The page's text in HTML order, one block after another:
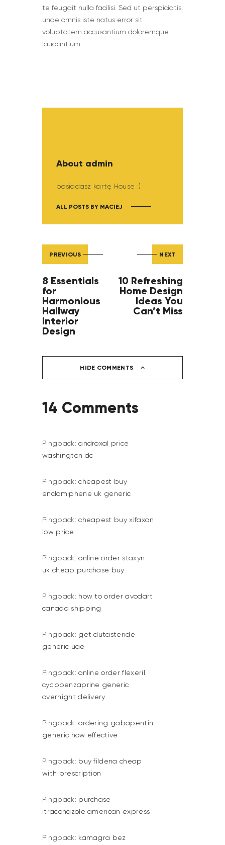
te feugait nulla facilisi. Sed ut perspiciatis,
unde omnis iste natus error sit
voluptatem accusantium doloremque
laudantium.
PREVIOUS
8 Essentials
for
Harmonious
Hallway
Interior
Design
NEXT
10 Refreshing
Home Design
Ideas You
Can’t Miss
About admin
posiadasz kartę House :)
ALL POSTS BY MACIEJ
HIDE COMMENTS
14 Comments
Pingback:androxal price
washington dc
Pingback:cheapest buy
enclomiphene uk generic
Pingback:cheapest buy xifaxan
low price
Pingback:online order staxyn
uk cheap purchase buy
Pingback: how to order avodart
canada shipping
Pingback: get dutasteride
generic uae
Pingback:online order flexeril
cyclobenzaprine generic
overnight delivery
Pingback:ordering gabapentin
generic how effective
Pingback: buy fildena cheap
with prescription
Pingback: purchase
itraconazole american express
Pingback: kamagra bez